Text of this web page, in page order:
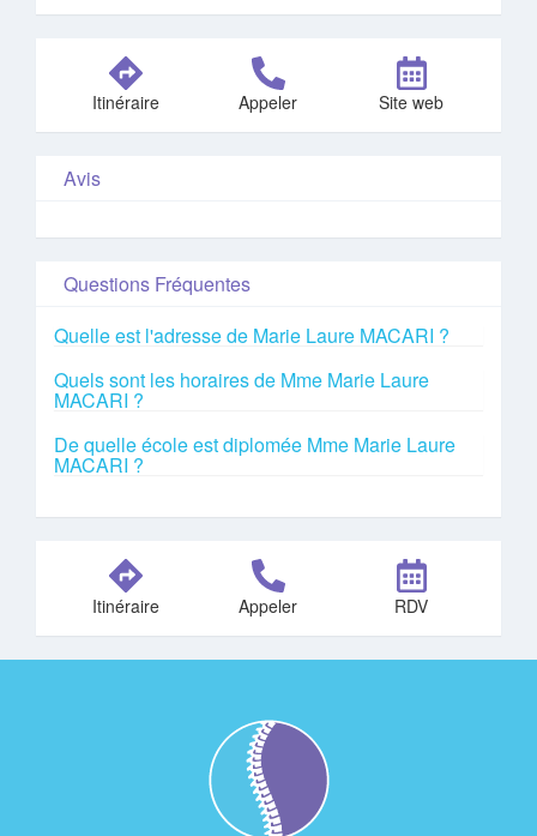
Itinéraire Appeler Site web
Avis
Questions Fréquentes
Quelle est l'adresse de Marie Laure MACARI ?
Quels sont les horaires de Mme Marie Laure
MACARI ?
De quelle école est diplomée Mme Marie Laure
MACARI ?
Itinéraire Appeler RDV